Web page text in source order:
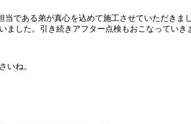
である弟が真心を込めて施工させていただき
した。引き続きアフター点検もおこなってい
いね。